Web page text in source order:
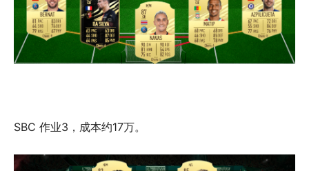
SBC 作业3，成本约17万。